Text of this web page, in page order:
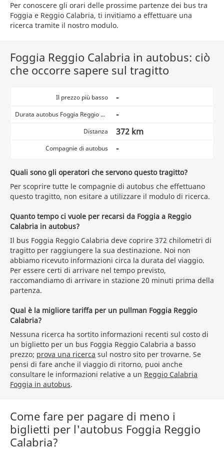
Per conoscere gli orari delle prossime partenze dei bus tra
Foggia e Reggio Calabria, ti invitiamo a effettuare una
ricerca tramite il nostro modulo.
Foggia Reggio Calabria in autobus: ciò
che occorre sapere sul tragitto
Il prezzo più basso -
Durata autobus Foggia Reggio Calabria -
Distanza 372 km
Compagnie di autobus -
Quali sono gli operatori che servono questo tragitto?
Per scoprire tutte le compagnie di autobus che effettuano
questo tragitto, non esitare a utilizzare il modulo di ricerca.
Quanto tempo ci vuole per recarsi da Foggia a Reggio
Calabria in autobus?
Il bus Foggia Reggio Calabria deve coprire 372 chilometri di
tragitto per raggiungere la sua destinazione. Noi non
abbiamo ricevuto informazioni circa la durata del viaggio.
Per essere certi di arrivare nel tempo previsto,
raccomandiamo di arrivare in stazione 20 minuti prima della
partenza.
Qual è la migliore tariffa per un pullman Foggia Reggio
Calabria?
Nessuna ricerca ha sortito informazioni recenti sul costo di
un biglietto per un bus Foggia Reggio Calabria a basso
prezzo; prova una ricerca sul nostro sito per trovarne. Se
pensi di fare anche il viaggio di ritorno, puoi anche
consultare le informazioni relative a un Reggio Calabria
Foggia in autobus.
Come fare per pagare di meno i
biglietti per l'autobus Foggia Reggio
Calabria?